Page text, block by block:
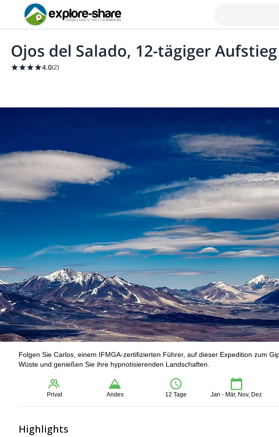
Ojos del Salado, 12-tägiger
4.0(2)
Folgen Sie Carlos, einem IFMGA-zertifizierten Führer, auf dieser Expedition zum
Wüste und genießen Sie ihre hypnotisierenden Landschaften.
Privat Andes 12 Tage Jan - Mär, Nov, Dez
Highlights